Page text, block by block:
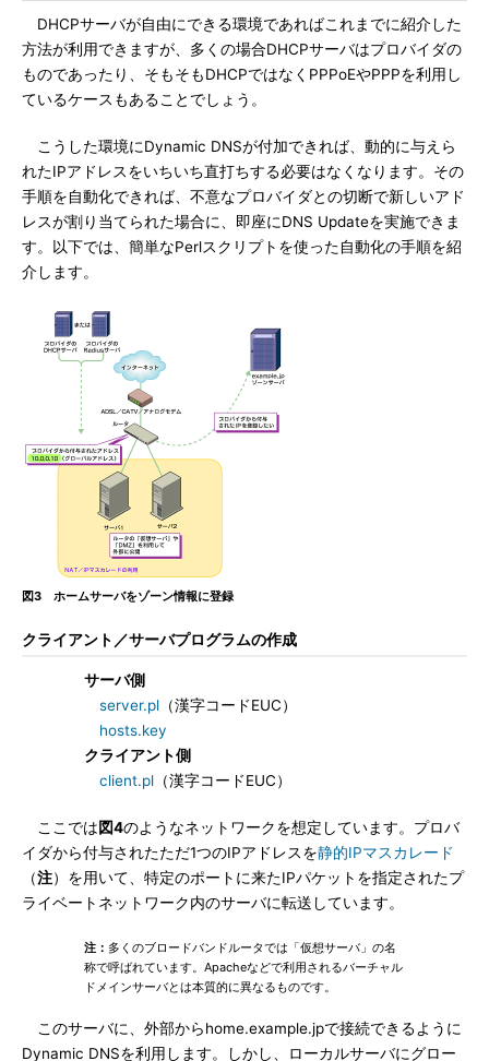
DHCPサーバが自由にできる環境であればこれまでに紹介した
方法が利用できますが、多くの場合DHCPサーバはプロバイダの
ものであったり、そもそもDHCPではなくPPPoEやPPPを利用し
ているケースもあることでしょう。
こうした環境にDynamic DNSが付加できれば、動的に与えら
れたIPアドレスをいちいち直打ちする必要はなくなります。その
手順を自動化できれば、不意なプロバイダとの切断で新しいアド
レスが割り当てられた場合に、即座にDNS Updateを実施できま
す。以下では、簡単なPerlスクリプトを使った自動化の手順を紹
介します。
図3 ホームサーバをゾーン情報に登録
クライアント／サーバプログラムの作成
サーバ側
server.pl（漢字コードEUC）
hosts.key
クライアント側
client.pl（漢字コードEUC）
ここでは図4のようなネットワークを想定しています。プロバ
イダから付与されたただ1つのIPアドレスを静的IPマスカレード
（注）を用いて、特定のポートに来たIPパケットを指定されたプ
ライベートネットワーク内のサーバに転送しています。
注： 多くのブロードバンドルータでは「仮想サーバ」の名
称で呼ばれています。Apacheなどで利用されるバーチャル
ドメインサーバとは本質的に異なるものです。
このサーバに、外部からhome.example.jpで接続できるように
Dynamic DNSを利用します。しかし、ローカルサーバにグロー